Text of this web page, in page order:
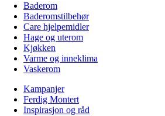
Baderom
Baderomstilbehør
Care hjelpemidler
Hage og uterom
Kjøkken
Varme og inneklima
Vaskerom
Kampanjer
Ferdig Montert
Inspirasjon og råd